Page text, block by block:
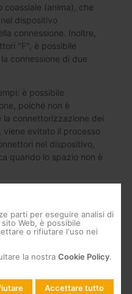
(anima), che
dispositivo
connessione. Inoltre,
"F", è possibile
connessione di due
è possibile
poiché non è
la connettorizzazione dei
viene evitato il processo
nel dispositivo,
quando lo spazio non è
al cavo coassiale di
non è necessario alcun
(o "F" o "IEC")
gli ingressi e le
piegare i cavi coassiali
parti per eseguire analisi di
Web, è possibile
o rifiutare l'uso nei
la nostra Cookie Policy.
Accettare tutto